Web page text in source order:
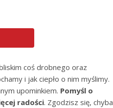
coś drobnego oraz
i jak ciepło o nim myślimy.
upominkiem. Pomyśl o
radości. Zgodzisz się, chyba